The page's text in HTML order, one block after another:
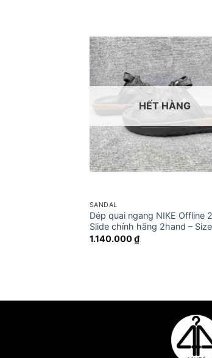
HẾT HÀNG
SANDAL
Dép quai ngang NIKE Offline
Slide chính hãng 2hand –
1.140.000₫